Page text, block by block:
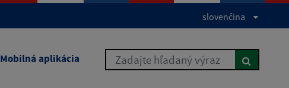
slovenčina
Mobilná aplikácia Zadajte hľadaný výraz